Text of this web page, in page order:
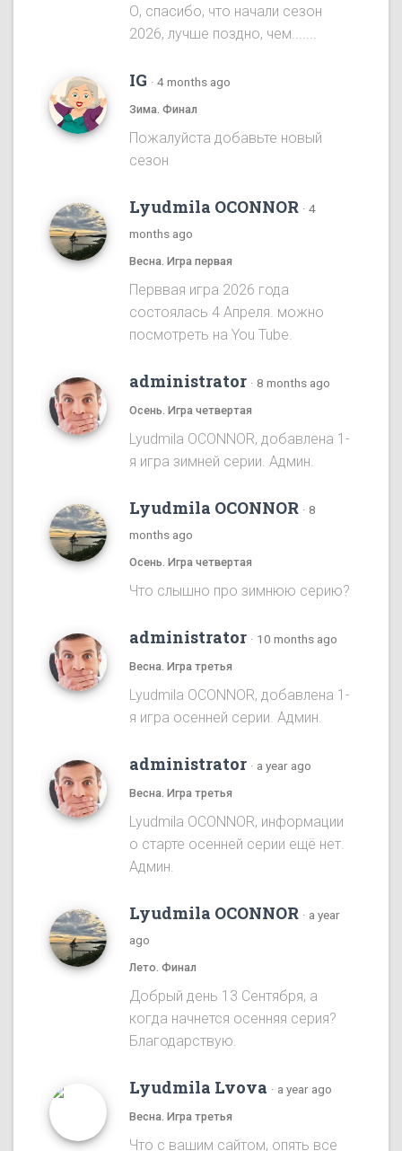
О, спасибо, что начали сезон
2026, лучше поздно, чем.......
IG · 4 months ago
Зима. Финал
Пожалуйста добавьте новый
сезон
Lyudmila OCONNOR · 4
months ago
Весна. Игра первая
Перввая игра 2026 года
состоялась 4 Апреля. можно
посмотреть на You Tube.
administrator · 8 months ago
Осень. Игра четвертая
Lyudmila OCONNOR, добавлена 1-
я игра зимней серии. Админ.
Lyudmila OCONNOR · 8
months ago
Осень. Игра четвертая
Что слышно про зимнюю серию?
administrator · 10 months ago
Весна. Игра третья
Lyudmila OCONNOR, добавлена 1-
я игра осенней серии. Админ.
administrator · a year ago
Весна. Игра третья
Lyudmila OCONNOR, информации
о старте осенней серии ещё нет.
Админ.
Lyudmila OCONNOR · a year
ago
Лето. Финал
Добрый день 13 Сентября, а
когда начнется осенняя серия?
Благодарствую.
Lyudmila Lvova · a year ago
Весна. Игра третья
Что с вашим сайтом, опять все